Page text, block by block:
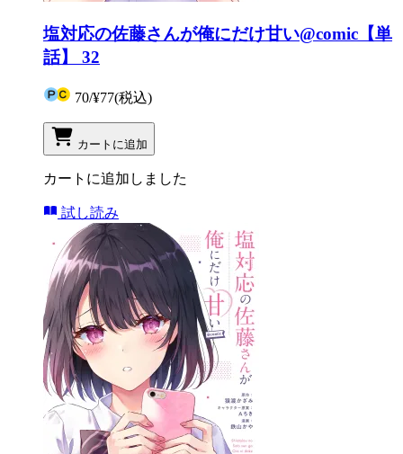
塩対応の佐藤さんが俺にだけ甘い@comic【単
話】 32
70/¥77(税込)
カートに追加
カートに追加しました
試し読み